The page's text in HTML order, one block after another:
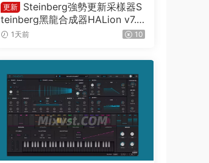
更新
Steinberg強勢更新采樣器S
teinberg黑龍合成器HALion v7.
5.0 WIN
1天前 10